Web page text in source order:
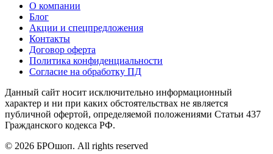
О компании
Блог
Акции и спецпредложения
Контакты
Договор оферта
Политика конфиденциальности
Согласие на обработку ПД
Данный сайт носит исключительно информационный
характер и ни при каких обстоятельствах не является
публичной офертой, определяемой положениями Статьи 437
Гражданского кодекса РФ.
© 2026 БРОшоп. All rights reserved